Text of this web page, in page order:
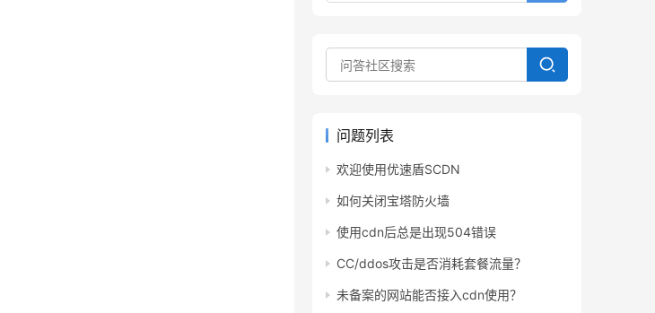
问题列表
欢迎使用优速盾SCDN
如何关闭宝塔防火墙
使用cdn后总是出现504错误
CC/ddos攻击是否消耗套餐流量？
未备案的网站能否接入cdn使用？